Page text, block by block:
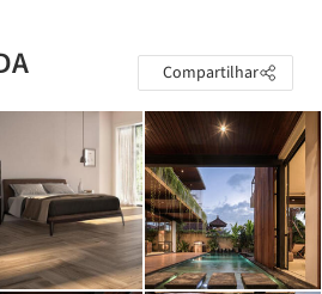
Compartilhar